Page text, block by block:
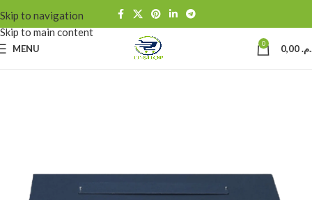
Skip to navigation
Skip to main content
MENU 0